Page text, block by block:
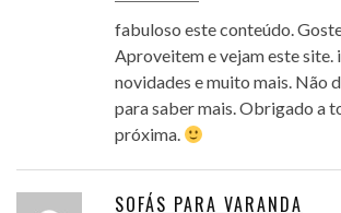
fabuloso este conteúdo.
Aproveitem e vejam este site.
novidades e muito mais. Não
para saber mais. Obrigado a
próxima.
SOFÁS PARA VARANDA